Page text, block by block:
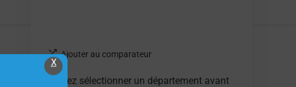
Ajouter au comparateur
Veuillez sélectionner un département avant
X